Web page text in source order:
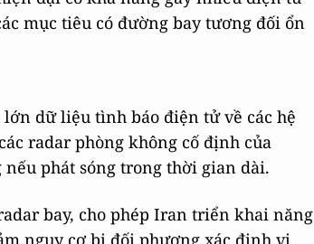
mục tiêu có đường bay tương đối ổn
dữ liệu tình báo điện tử về các hệ
radar phòng không cố định của
phát sóng trong thời gian dài.
bay, cho phép Iran triển khai năng
nguy cơ bị đối phương xác định vị